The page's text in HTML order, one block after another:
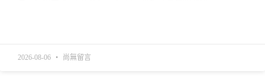
2026-08-06 尚無留言